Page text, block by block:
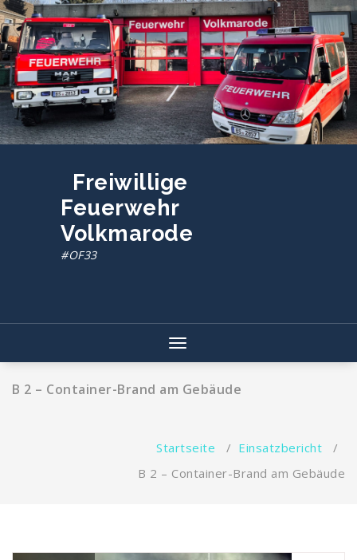
Zum
Inhalt
springen
Freiwillige
Feuerwehr
Volkmarode
#OF33
Toggle navigation
B 2 – Container-Brand am Gebäude
Startseite / Einsatzbericht /
B 2 – Container-Brand am Gebäude